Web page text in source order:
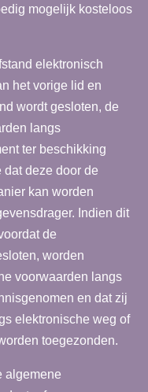
mogelijk kosteloos
elektronisch
het vorige lid en
wordt gesloten, de
langs
ter beschikking
deze door de
kan worden
Indien dit
de
worden
voorwaarden langs
en dat zij
elektronische weg of
toegezonden.